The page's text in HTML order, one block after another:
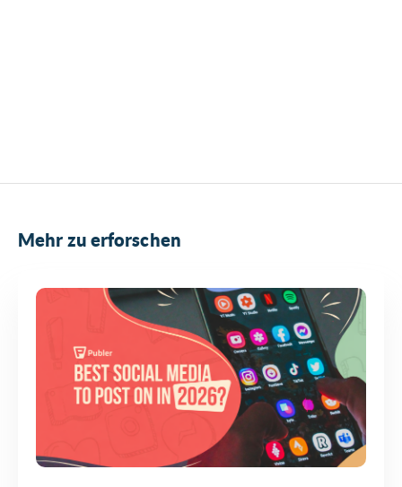
Mehr zu erforschen